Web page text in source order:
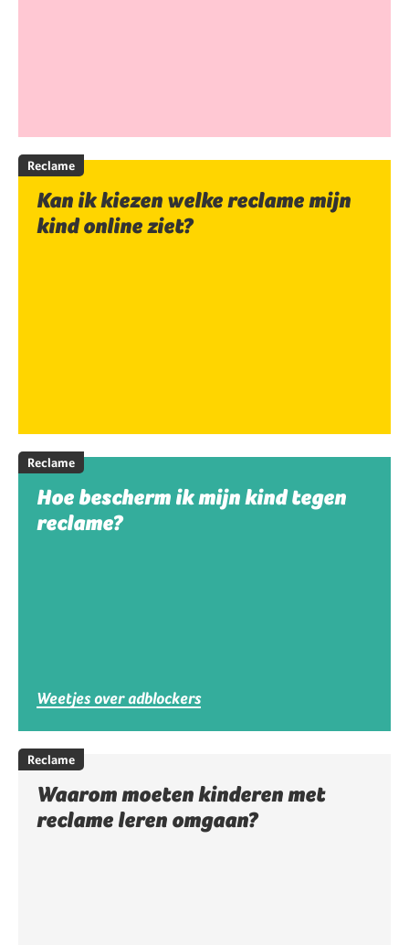
Reclame
Kan ik kiezen welke reclame mijn
kind online ziet?
Reclame
Hoe bescherm ik mijn kind tegen
reclame?
Weetjes over adblockers
Reclame
Waarom moeten kinderen met
reclame leren omgaan?